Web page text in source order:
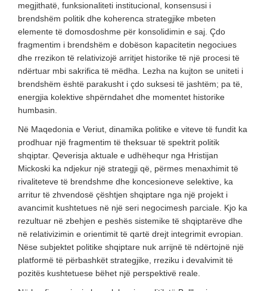
megjithatë, funksionaliteti institucional, konsensusi i
brendshëm politik dhe koherenca strategjike mbeten
elemente të domosdoshme për konsolidimin e saj. Çdo
fragmentim i brendshëm e dobëson kapacitetin negociues
dhe rrezikon të relativizojë arritjet historike të një procesi të
ndërtuar mbi sakrifica të mëdha. Lezha na kujton se uniteti i
brendshëm është parakusht i çdo suksesi të jashtëm; pa të,
energjia kolektive shpërndahet dhe momentet historike
humbasin.
Në Maqedonia e Veriut, dinamika politike e viteve të fundit ka
prodhuar një fragmentim të theksuar të spektrit politik
shqiptar. Qeverisja aktuale e udhëhequr nga Hristijan
Mickoski ka ndjekur një strategji që, përmes menaxhimit të
rivaliteteve të brendshme dhe koncesioneve selektive, ka
arritur të zhvendosë çështjen shqiptare nga një projekt i
avancimit kushtetues në një seri negocimesh parciale. Kjo ka
rezultuar në zbehjen e peshës sistemike të shqiptarëve dhe
në relativizimin e orientimit të qartë drejt integrimit evropian.
Nëse subjektet politike shqiptare nuk arrijnë të ndërtojnë një
platformë të përbashkët strategjike, rreziku i devalvimit të
pozitës kushtetuese bëhet një perspektivë reale.